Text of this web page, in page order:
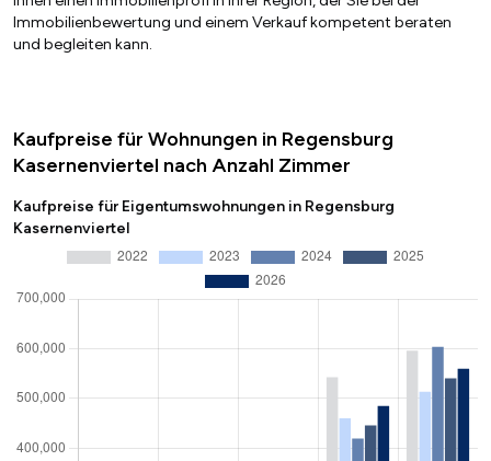
Immobilienbewertung und einem Verkauf kompetent beraten
und begleiten kann.
Kaufpreise für Wohnungen in Regensburg
Kasernenviertel nach Anzahl Zimmer
Kaufpreise für Eigentumswohnungen in Regensburg
Kasernenviertel